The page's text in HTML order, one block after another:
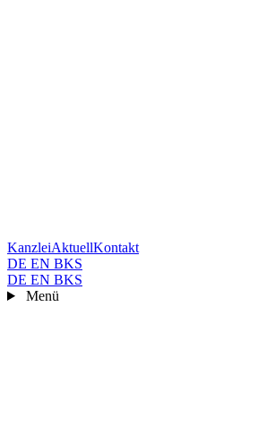
KanzleiAktuellKontakt
DE EN BKS
DE EN BKS
Menü